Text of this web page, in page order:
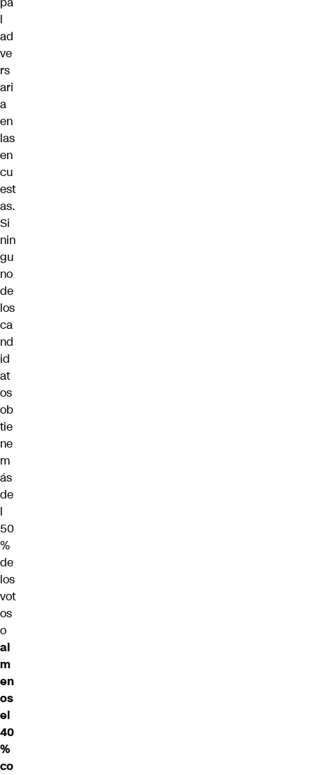
l
ad
ve
rs
ari
a
en
las
en
cu
est
as.
Si
nin
gu
no
de
los
ca
nd
id
at
os
ob
tie
ne
m
ás
de
l
50
%
de
los
vot
os
o
al
m
en
os
el
40
%
co